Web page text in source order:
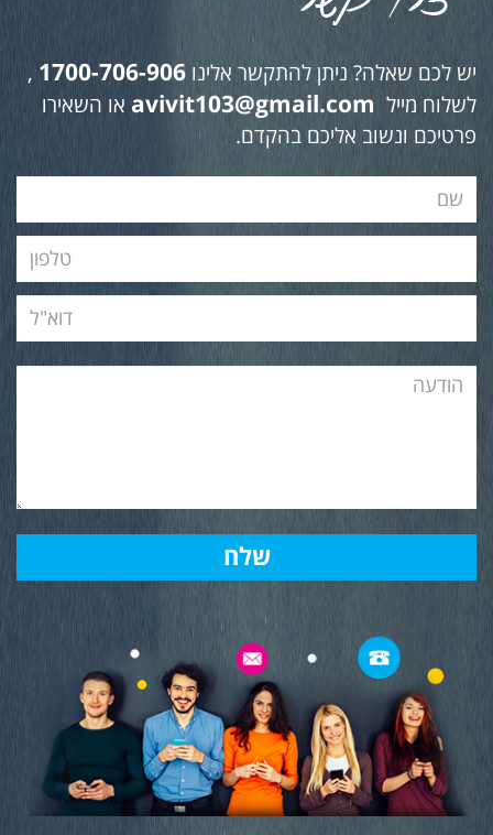
יש לכם שאלה? ניתן להתקשר אלינו 1700-706-906
,
לשלוח מייל avivit103@gmail.com או השאירו
פרטיכם ונשוב אליכם בהקדם.